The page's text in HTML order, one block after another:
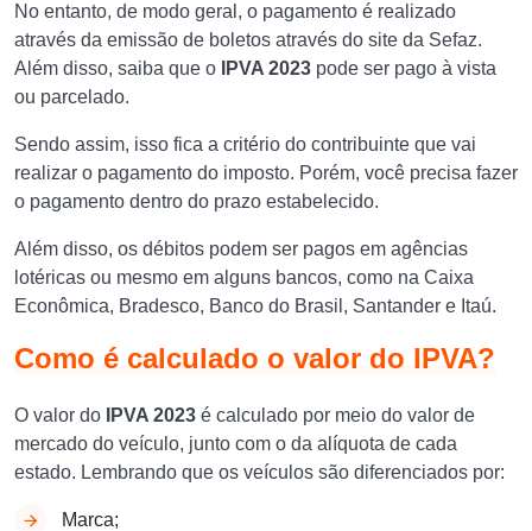
No entanto, de modo geral, o pagamento é realizado
através da emissão de boletos através do site da Sefaz.
Além disso, saiba que o
IPVA 2023 pode ser pago à vista
ou parcelado.
Sendo assim, isso fica a critério do contribuinte que vai
realizar o pagamento do imposto. Porém, você precisa fazer
o pagamento dentro do prazo estabelecido.
Além disso, os débitos podem ser pagos em agências
lotéricas ou mesmo em alguns bancos, como na Caixa
Econômica, Bradesco, Banco do Brasil, Santander e Itaú.
Como é calculado o valor do IPVA?
O valor do IPVA 2023 é calculado por meio do valor de
mercado do veículo, junto com o da alíquota de cada
estado. Lembrando que os veículos são diferenciados por:
Marca;